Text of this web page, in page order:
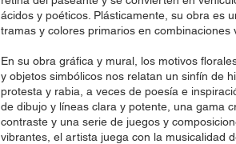
ácidos y poéticos. Plásticamente, su obra es
tramas y colores primarios en combinaciones
En su obra gráfica y mural, los motivos
y objetos simbólicos nos relatan un sinfín de
protesta y rabia, a veces de poesía e
de dibujo y líneas clara y potente, una gama
contraste y una serie de juegos y
vibrantes, el artista juega con la musicalidad